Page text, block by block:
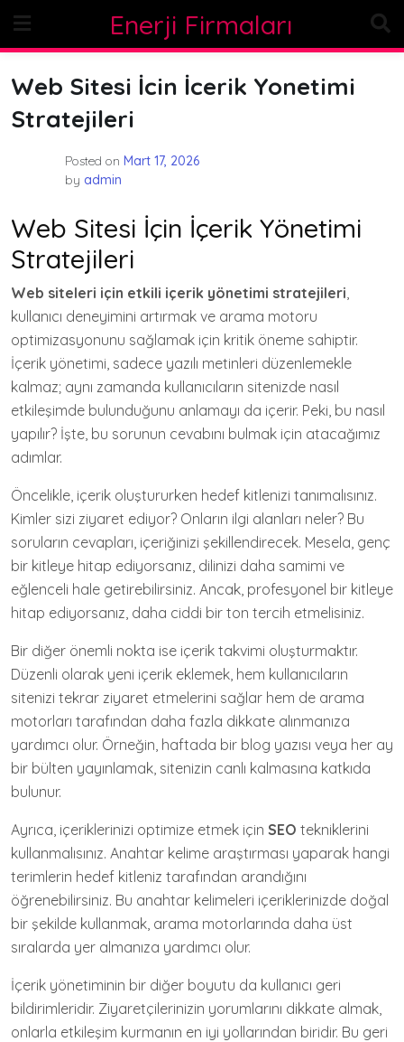
content
Enerji Firmaları
Web Sitesi İcin İcerik Yonetimi
Stratejileri
Posted on Mart 17, 2026
by admin
Web Sitesi İçin İçerik Yönetimi
Stratejileri
Web siteleri için etkili içerik yönetimi stratejileri,
kullanıcı deneyimini artırmak ve arama motoru
optimizasyonunu sağlamak için kritik öneme sahiptir.
İçerik yönetimi, sadece yazılı metinleri düzenlemekle
kalmaz; aynı zamanda kullanıcıların sitenizde nasıl
etkileşimde bulunduğunu anlamayı da içerir. Peki, bu nasıl
yapılır? İşte, bu sorunun cevabını bulmak için atacağımız
adımlar.
Öncelikle, içerik oluştururken hedef kitlenizi tanımalısınız.
Kimler sizi ziyaret ediyor? Onların ilgi alanları neler? Bu
soruların cevapları, içeriğinizi şekillendirecek. Mesela, genç
bir kitleye hitap ediyorsanız, dilinizi daha samimi ve
eğlenceli hale getirebilirsiniz. Ancak, profesyonel bir kitleye
hitap ediyorsanız, daha ciddi bir ton tercih etmelisiniz.
Bir diğer önemli nokta ise içerik takvimi oluşturmaktır.
Düzenli olarak yeni içerik eklemek, hem kullanıcıların
sitenizi tekrar ziyaret etmelerini sağlar hem de arama
motorları tarafından daha fazla dikkate alınmanıza
yardımcı olur. Örneğin, haftada bir blog yazısı veya her ay
bir bülten yayınlamak, sitenizin canlı kalmasına katkıda
bulunur.
Ayrıca, içeriklerinizi optimize etmek için SEO tekniklerini
kullanmalısınız. Anahtar kelime araştırması yaparak hangi
terimlerin hedef kitleniz tarafından arandığını
öğrenebilirsiniz. Bu anahtar kelimeleri içeriklerinizde doğal
bir şekilde kullanmak, arama motorlarında daha üst
sıralarda yer almanıza yardımcı olur.
İçerik yönetiminin bir diğer boyutu da kullanıcı geri
bildirimleridir. Ziyaretçilerinizin yorumlarını dikkate almak,
onlarla etkileşim kurmanın en iyi yollarından biridir. Bu geri